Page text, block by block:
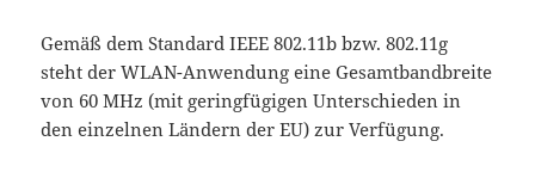
Gemäß dem Standard IEEE 802.11b bzw. 802.11g
steht der WLAN-Anwendung eine Gesamtbandbreite
von 60 MHz (mit geringfügigen Unterschieden in
den einzelnen Ländern der EU) zur Verfügung.